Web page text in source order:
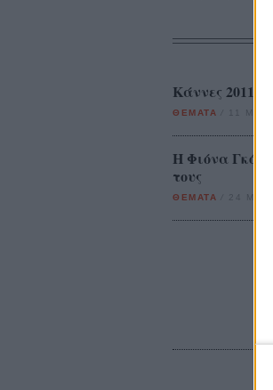
Κάννες 2011:
ΘΕΜΑΤΑ 11 ΜΑΙ
Η Φιόνα
τους
ΘΕΜΑΤΑ 24 ΜΑΙ